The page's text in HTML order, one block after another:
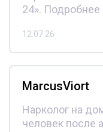
24». Подробнее
12.07.26
MarcusViort
Нарколог на
человек после